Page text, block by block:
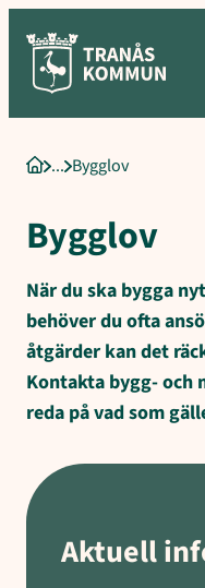
innehåll
StartsidaBygglov
Bygglov
När du ska bygga
behöver du ofta
åtgärder kan det
Kontakta bygg-
reda på vad som
Aktuell